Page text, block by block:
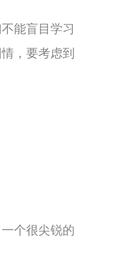
能盲目学习
，要考虑到
个很尖锐的